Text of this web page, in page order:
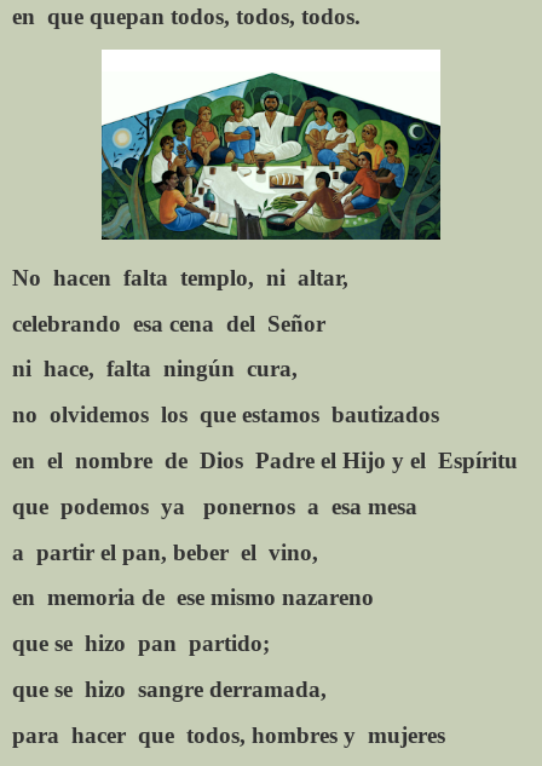
en que quepan todos, todos, todos.
No hacen falta templo, ni altar,
celebrando esa cena del Señor
ni hace, falta ningún cura,
no olvidemos los que estamos bautizados
en el nombre de Dios Padre el Hijo y el Espíritu
que podemos ya ponernos a esa mesa
a partir el pan, beber el vino,
en memoria de ese mismo nazareno
que se hizo pan partido;
que se hizo sangre derramada,
para hacer que todos, hombres y mujeres